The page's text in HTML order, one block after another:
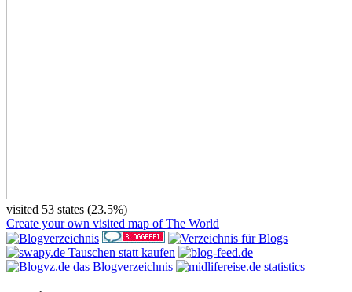
visited 53 states (23.5%)
Create your own visited map of The World